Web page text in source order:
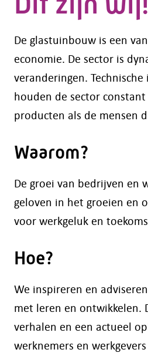
De glastuinbouw is een
economie. De sector is
veranderingen.
houden de sector
producten als de mensen
Waarom?
De groei van bedrijven en
geloven in het groeien en
voor werkgeluk en
Hoe?
We inspireren en
met leren en ontwikkelen.
verhalen en een actueel
werknemers en